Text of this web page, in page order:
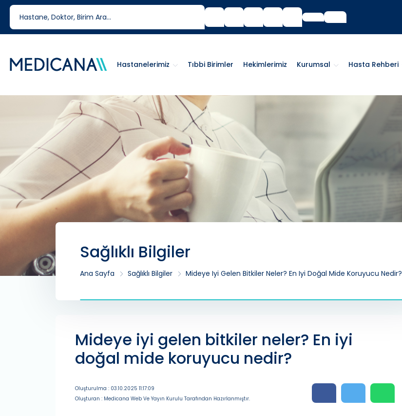
444 6 334
Tıbbi Birimler Hekimlerimiz Kurumsal Hasta Rehberi
Hastanelerimiz
Sağlıklı Bilgiler
Ana Sayfa Sağlıklı Bilgiler Mideye Iyi Gelen Bitkiler Neler? En Iyi Doğal Mide Koruyucu Nedir?
Mideye iyi gelen bitkiler neler? En iyi
doğal mide koruyucu nedir?
Oluşturulma : 03.10.2025 11:17:09
Oluşturan : Medicana Web Ve Yayın Kurulu Tarafından Hazırlanmıştır.